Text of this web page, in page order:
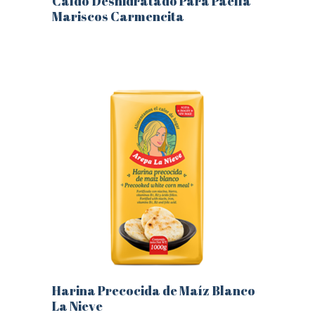
Mariscos Carmencita
Las
opciones
se
pueden
elegir
en
la
página
de
producto
Harina Precocida de Maíz Blanco
La Nieve